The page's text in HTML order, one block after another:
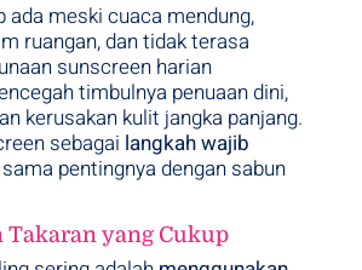
ada meski cuaca mendung,
ruangan, dan tidak terasa
sunscreen harian
timbulnya penuaan dini,
kerusakan kulit jangka panjang.
sebagai langkah wajib
pentingnya dengan sabun
Takaran yang Cukup